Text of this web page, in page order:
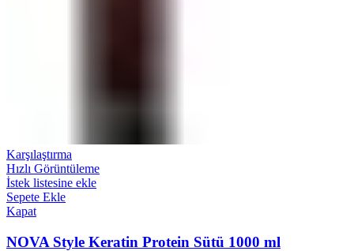
Karşılaştırma
Hızlı Görüntüleme
İstek listesine ekle
Sepete Ekle
Kapat
NOVA Style Keratin Protein Sütü 1000 ml